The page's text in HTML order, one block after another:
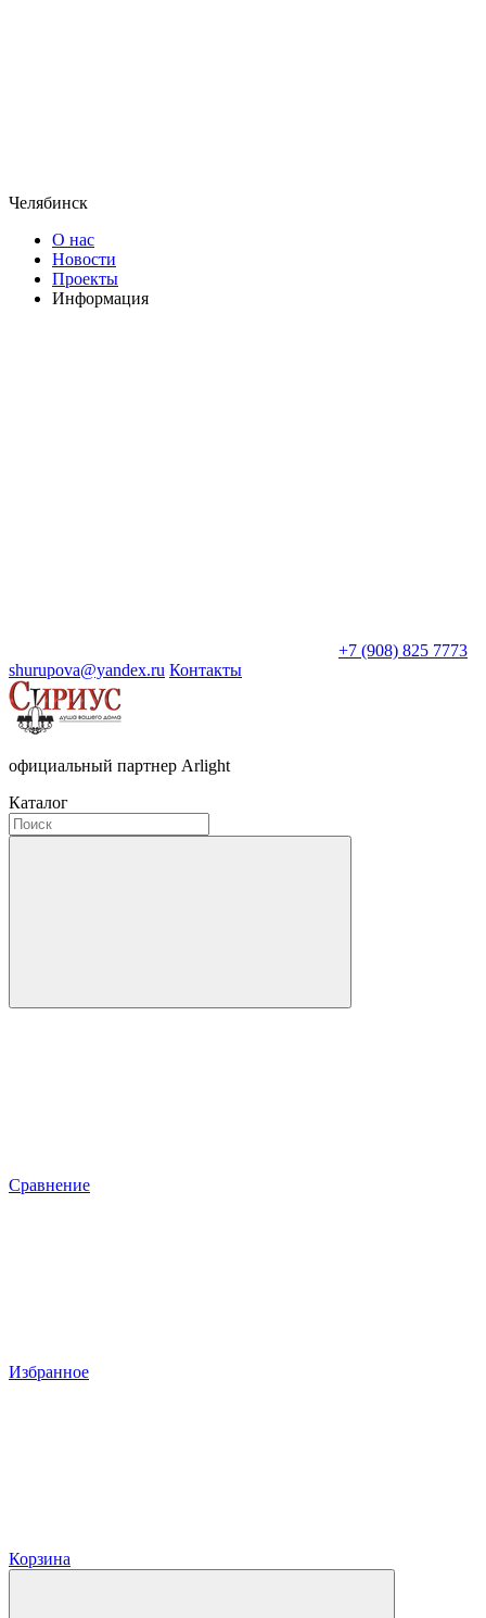
Челябинск
О нас
Новости
Проекты
Информация
+7 (908) 825 7773
shurupova@yandex.ru Контакты
официальный партнер Arlight
Каталог
Сравнение
Избранное
Корзина